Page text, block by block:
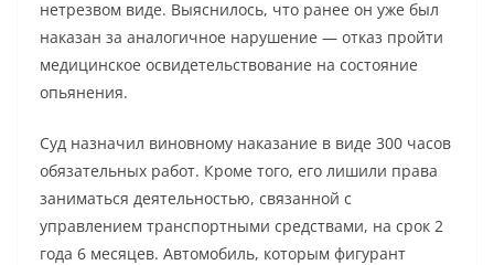
нетрезвом виде. Выяснилось, что ранее он уже был
наказан за аналогичное нарушение — отказ пройти
медицинское освидетельствование на состояние
опьянения.
Суд назначил виновному наказание в виде 300 часов
обязательных работ. Кроме того, его лишили права
заниматься деятельностью, связанной с
управлением транспортными средствами, на срок 2
года 6 месяцев. Автомобиль, которым фигурант